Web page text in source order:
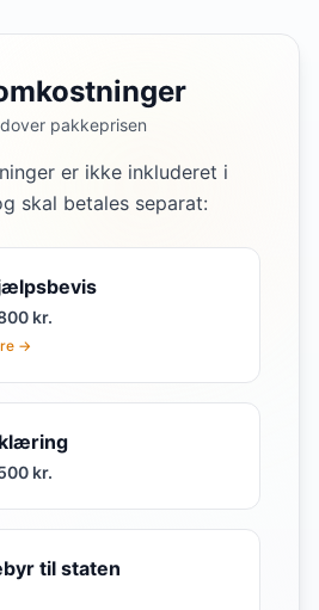
pakkeprisen
er ikke inkluderet i
skal betales separat:
kr.
→
kr.
til staten